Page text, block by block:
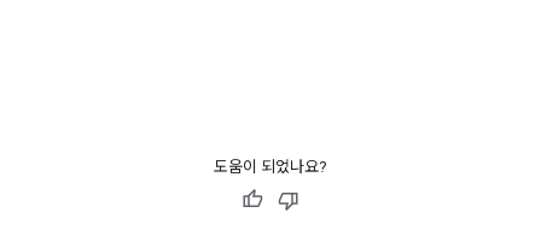
도움이 되었나요?